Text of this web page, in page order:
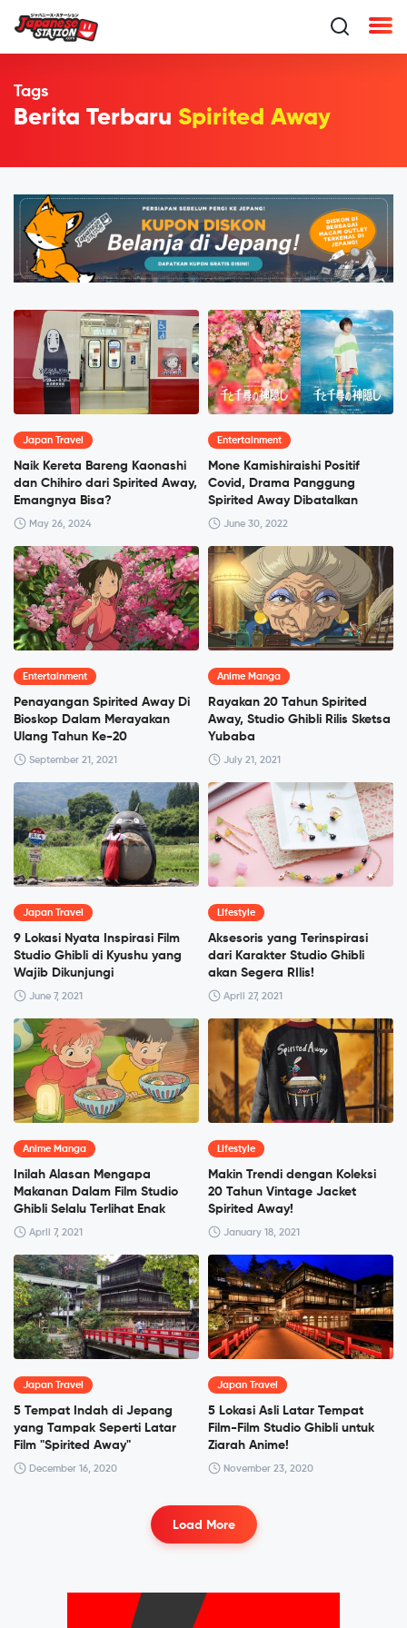
Tags
Berita Terbaru Spirited Away
Japan Travel
Naik Kereta Bareng Kaonashi
dan Chihiro dari Spirited Away,
Emangnya Bisa?
May 26, 2024
Entertainment
Mone Kamishiraishi Positif
Covid, Drama Panggung
Spirited Away Dibatalkan
June 30, 2022
Entertainment
Penayangan Spirited Away Di
Bioskop Dalam Merayakan
Ulang Tahun Ke-20
September 21, 2021
Anime Manga
Rayakan 20 Tahun Spirited
Away, Studio Ghibli Rilis Sketsa
Yubaba
July 21, 2021
Japan Travel
9 Lokasi Nyata Inspirasi Film
Studio Ghibli di Kyushu yang
Wajib Dikunjungi
June 7, 2021
Lifestyle
Aksesoris yang Terinspirasi
dari Karakter Studio Ghibli
akan Segera RIlis!
April 27, 2021
Anime Manga
Inilah Alasan Mengapa
Makanan Dalam Film Studio
Ghibli Selalu Terlihat Enak
April 7, 2021
Lifestyle
Makin Trendi dengan Koleksi
20 Tahun Vintage Jacket
Spirited Away!
January 18, 2021
Japan Travel
5 Tempat Indah di Jepang
yang Tampak Seperti Latar
Film "Spirited Away"
December 16, 2020
Japan Travel
5 Lokasi Asli Latar Tempat
Film-Film Studio Ghibli untuk
Ziarah Anime!
November 23, 2020
Load More